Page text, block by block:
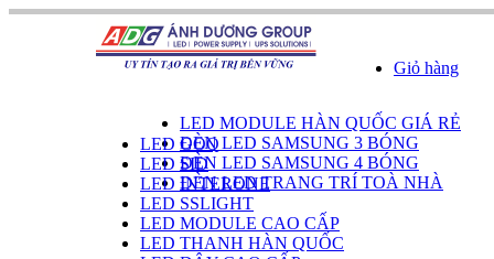
Giỏ hàng
LED MODULE HÀN QUỐC GIÁ RẺ
ĐÈN LED SAMSUNG 3 BÓNG
ĐÈN LED SAMSUNG 4 BÓNG
ĐÈN LED TRANG TRÍ TOÀ NHÀ
LED GOQ
LED SID
LED INTERONE
LED SSLIGHT
LED MODULE CAO CẤP
LED THANH HÀN QUỐC